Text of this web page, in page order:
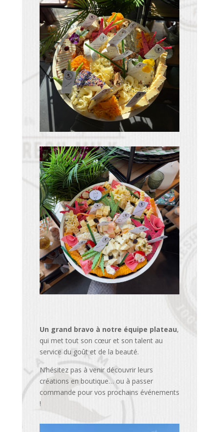
Un grand bravo à notre équipe plateau,
qui met tout son cœur et son talent au
service du goût et de la beauté.
N’hésitez pas à venir découvrir leurs
créations en boutique… ou à passer
commande pour vos prochains événements
!